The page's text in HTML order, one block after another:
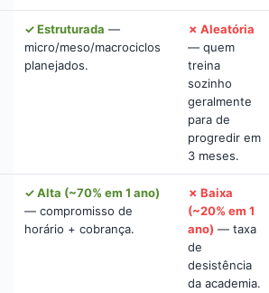
✓ Estruturada —
micro/meso/macrociclos
planejados.
✗ Aleatória
— quem
treina
sozinho
geralmente
para de
progredir em
3 meses.
✓ Alta (~70% em 1 ano)
— compromisso de
horário + cobrança.
✗ Baixa
(~20% em 1
ano) — taxa
de
desistência
da academia.